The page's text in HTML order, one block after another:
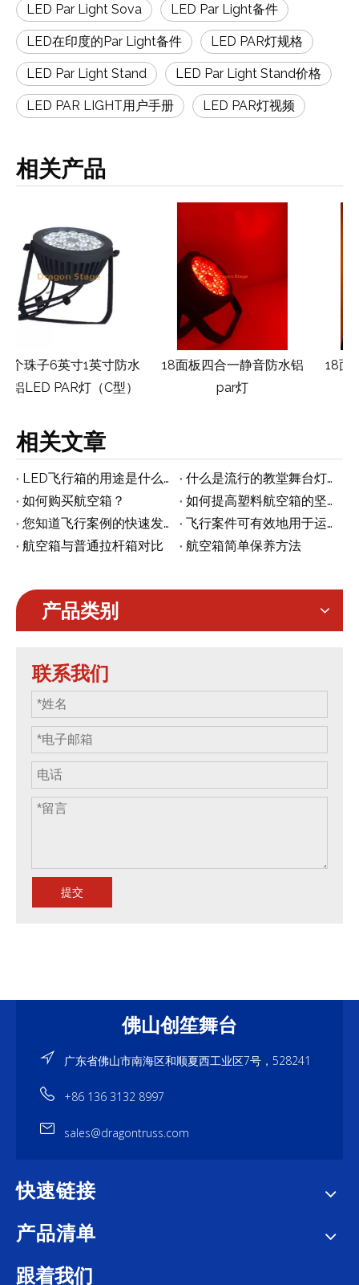
LED Par Light Sova LED Par Light备件
LED在印度的Par Light备件 LED PAR灯规格
LED Par Light Stand LED Par Light Stand价格
LED PAR LIGHT用户手册 LED PAR灯视频
相关产品
18面板四合一静音防水铝
par灯
18面板五合一的静音防水
铸铝par灯
相关文章
LED飞行箱的用途是什么？
什么是流行的教堂舞台灯光设置理念
如何购买航空箱？
如何提高塑料航空箱的坚固性
您知道飞行案例的快速发展趋势吗？
飞行案件可有效地用于运输的秘诀
航空箱与普通拉杆箱对比
航空箱简单保养方法
产品类别
联系我们
提交
佛山创笙舞台
广东省佛山市南海区和顺夏西工业区7号，528241
+86 136 3132 8997
sales@dragontruss.com
快速链接
产品清单
跟着我们